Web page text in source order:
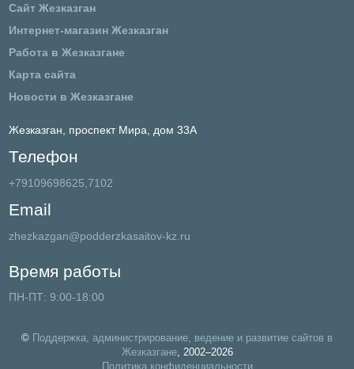
Сайт Жезказган
Интернет-магазин Жезказган
Работа в Жезказгане
Карта сайта
Новости в Жезказгане
Жезказган, проспект Мира, дом 33А
Телефон
+79109698625,7102
Email
zhezkazgan@podderzkasaitov-kz.ru
Время работы
ПН-ПТ: 9:00-18:00
© Поддержка, администрирование, ведение и развитие сайтов в
Жезказгане, 2002–2026
Политика конфиденциальности